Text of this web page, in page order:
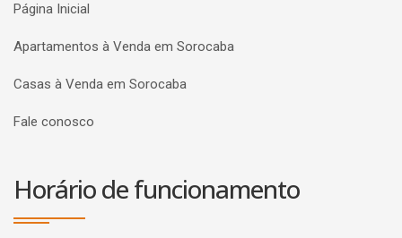
Página Inicial
Apartamentos à Venda em Sorocaba
Casas à Venda em Sorocaba
Fale conosco
Horário de funcionamento